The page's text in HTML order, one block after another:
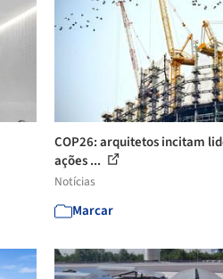
COP26: arquitetos incitam
ações ...
Notícias
Marcar